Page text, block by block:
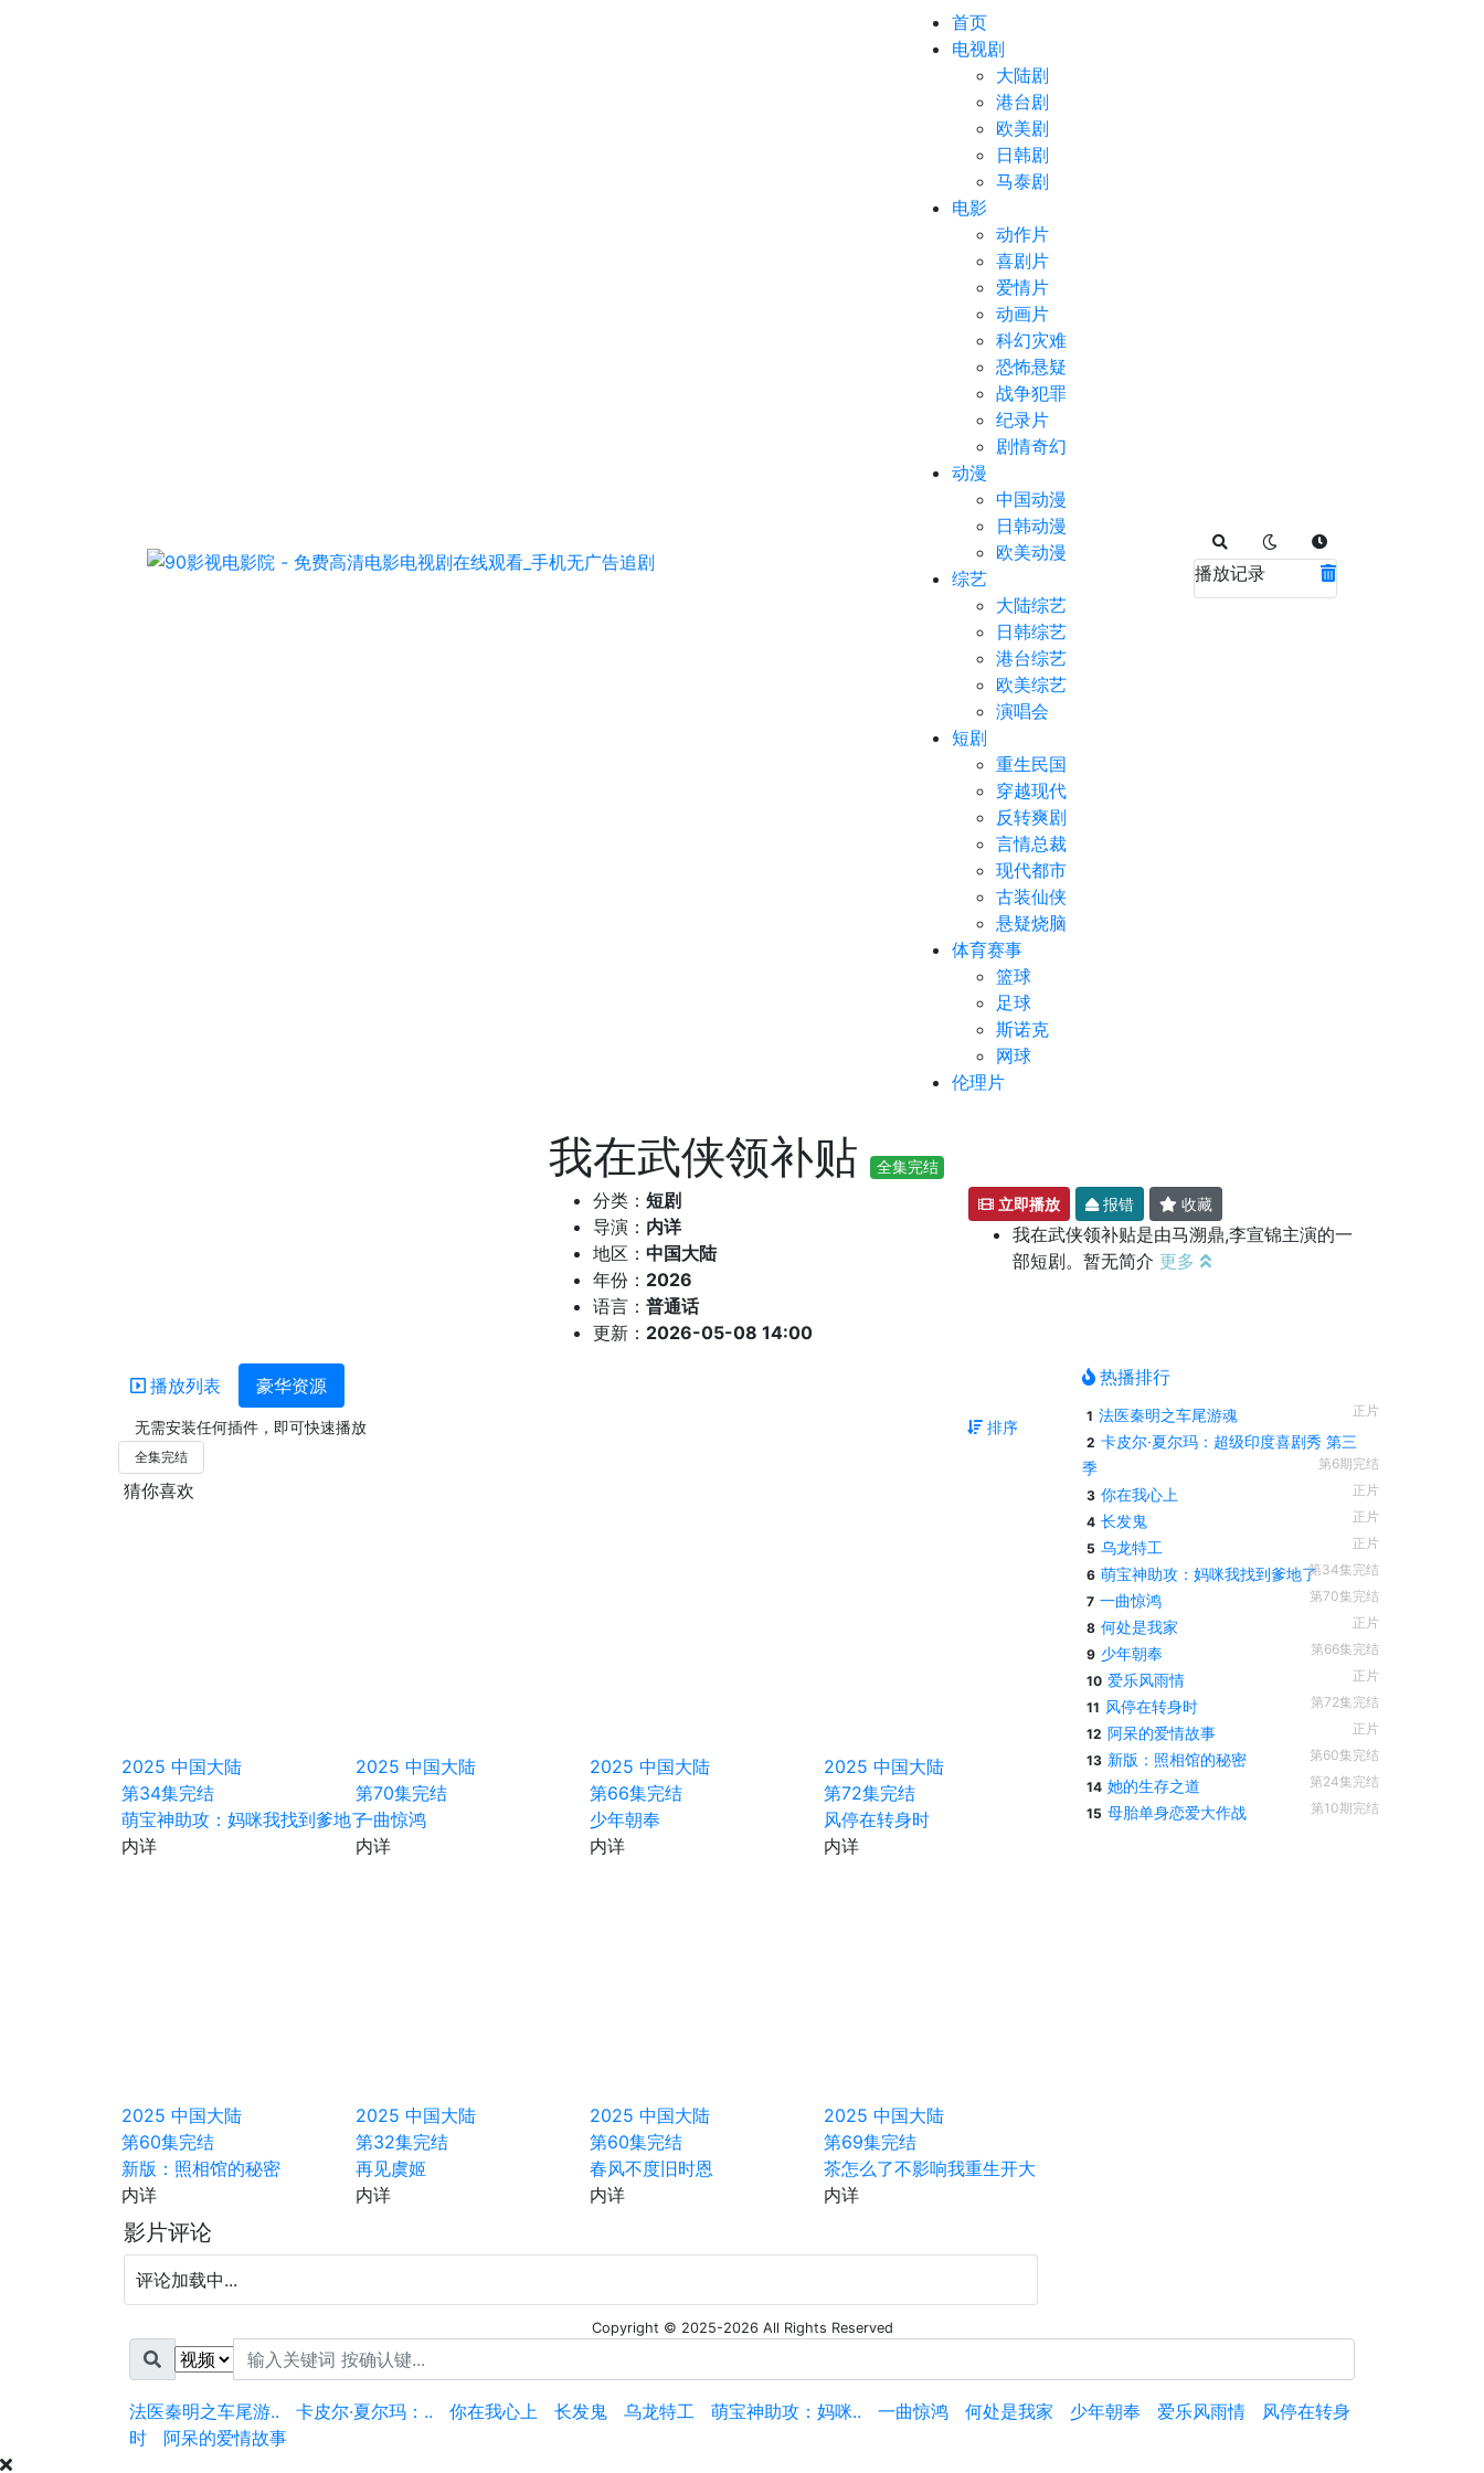
首页
电视剧
大陆剧
港台剧
欧美剧
日韩剧
马泰剧
电影
动作片
喜剧片
爱情片
动画片
科幻灾难
恐怖悬疑
战争犯罪
纪录片
剧情奇幻
动漫
中国动漫
日韩动漫
欧美动漫
综艺
大陆综艺
日韩综艺
港台综艺
欧美综艺
演唱会
短剧
重生民国
穿越现代
反转爽剧
言情总裁
现代都市
古装仙侠
悬疑烧脑
体育赛事
篮球
足球
斯诺克
网球
伦理片
播放记录
我在武侠领补贴 全集完结
分类： 短剧
导演： 内详
地区： 中国大陆
年份： 2026
语言： 普通话
更新： 2026-05-08 14:00
立即播放 报错 收藏
我在武侠领补贴是由马溯鼎,李宣锦主演的一
部短剧。暂无简介 更多
播放列表 豪华资源
无需安装任何插件，即可快速播放 排序
全集完结
猜你喜欢
2025 中国大陆
第34集完结
萌宝神助攻：妈咪我找到爹地了
内详
2025 中国大陆
第70集完结
一曲惊鸿
内详
2025 中国大陆
第66集完结
少年朝奉
内详
2025 中国大陆
第72集完结
风停在转身时
内详
2025 中国大陆
第60集完结
新版：照相馆的秘密
内详
2025 中国大陆
第32集完结
再见虞姬
内详
2025 中国大陆
第60集完结
春风不度旧时恩
内详
2025 中国大陆
第69集完结
茶怎么了不影响我重生开大
内详
影片评论
评论加载中...
热播排行
1 法医秦明之车尾游魂
正片
2 卡皮尔·夏尔玛：超级印度喜剧秀 第三
季
第6期完结
3 你在我心上
正片
4 长发鬼
正片
5 乌龙特工
正片
6 萌宝神助攻：妈咪我找到爹地了第34集完结
7 一曲惊鸿
第70集完结
8 何处是我家
正片
9 少年朝奉
第66集完结
10 爱乐风雨情
正片
11 风停在转身时
第72集完结
12 阿呆的爱情故事
正片
13 新版：照相馆的秘密
第60集完结
14 她的生存之道
第24集完结
15 母胎单身恋爱大作战 第10期完结
Copyright © 2025-2026 All Rights Reserved
法医秦明之车尾游.. 卡皮尔·夏尔玛：.. 你在我心上 长发鬼 乌龙特工 萌宝神助攻：妈咪.. 一曲惊鸿 何处是我家 少年朝奉 爱乐风雨情
风停在转身
时
阿呆的爱情故事